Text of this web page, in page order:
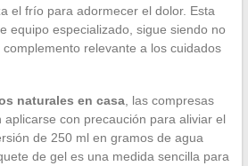
el frío para adormecer el dolor. Esta
equipo especializado, sigue siendo no
relevante a los cuidados
naturales en casa, las compresas
con precaución para aliviar el
de 250 ml en gramos de agua
de gel es una medida sencilla para